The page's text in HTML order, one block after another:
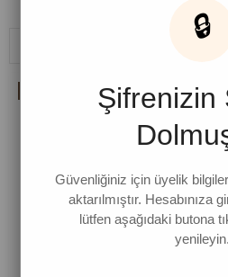
Alt Giyim
🔒
Şifrenizin
Güvenliğiniz için üyelik
aktarılmıştır. Hesabınıza
lütfen aşağıdaki butona
yenileyin.